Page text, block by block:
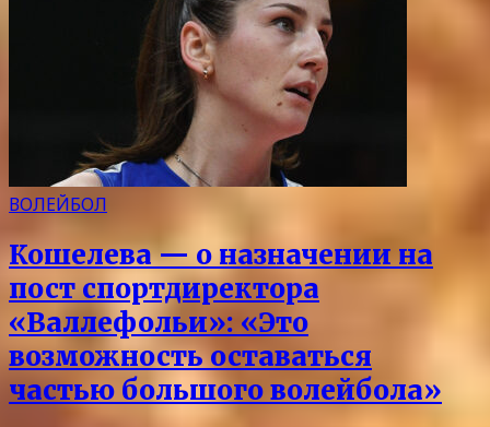
ВОЛЕЙБОЛ
Кошелева — о назначении на
пост спортдиректора
«Валлефольи»: «Это
возможность оставаться
частью большого волейбола»